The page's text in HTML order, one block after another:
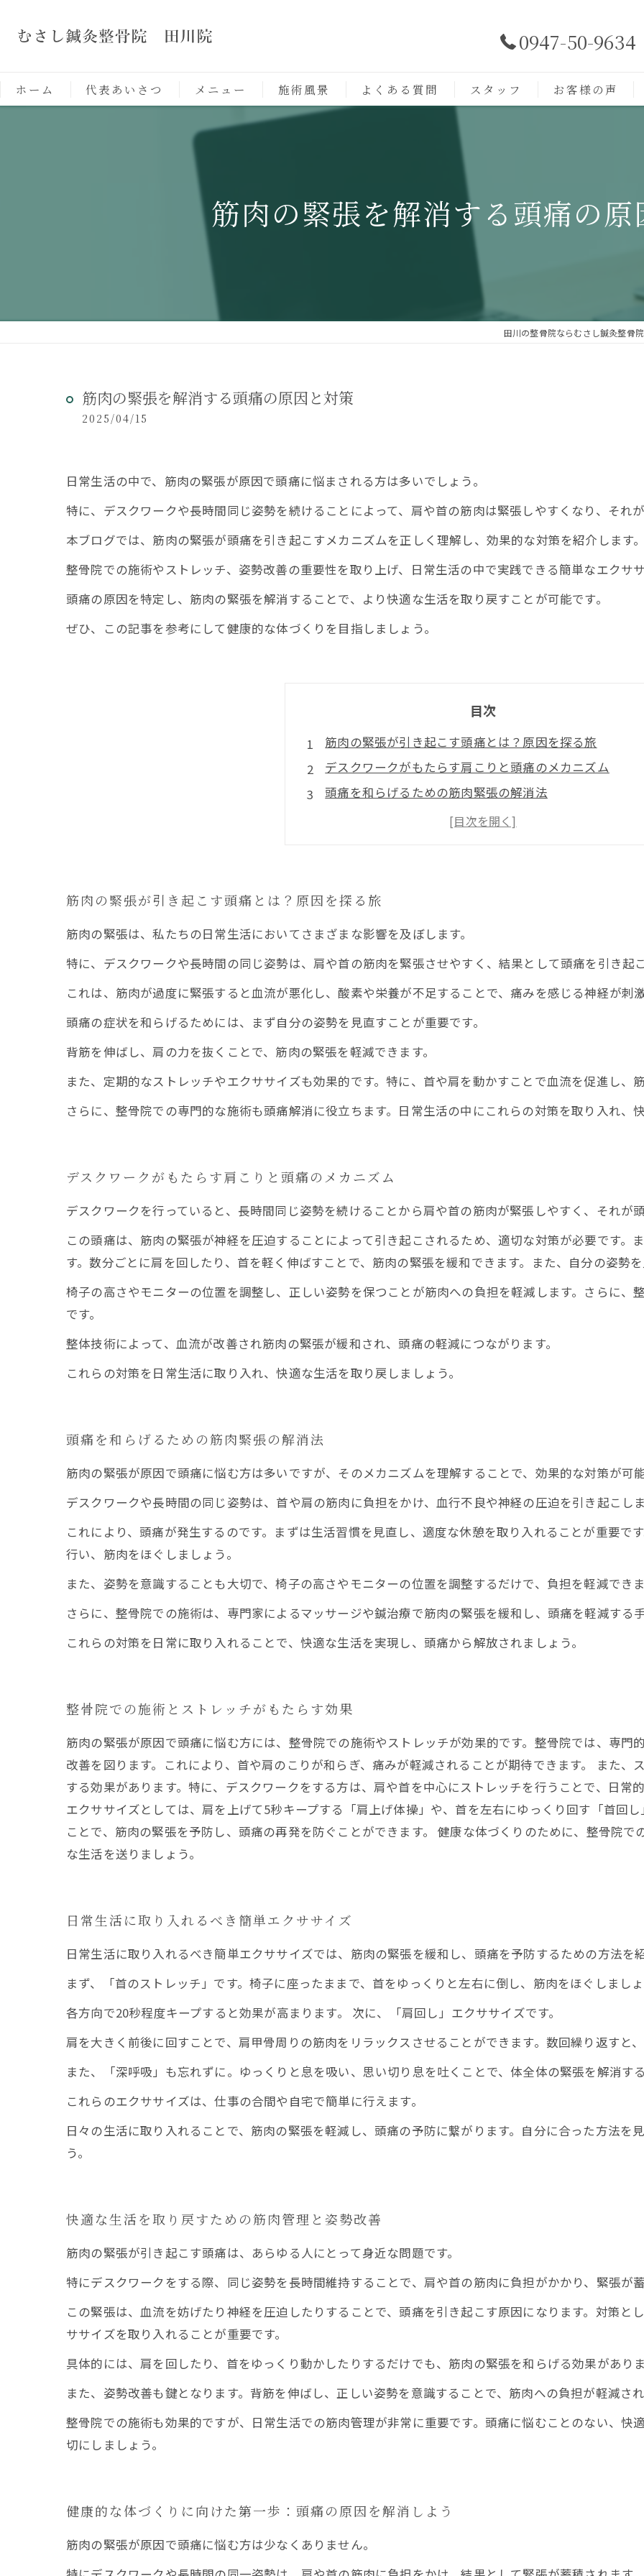
0947-50-9634
ホーム 代表あいさつ メニュー 施術風景 よくある質問 スタッフ お客様の声
筋肉の緊張を解消する頭痛の原
田川の整骨院ならむさし鍼灸整骨
筋肉の緊張を解消する頭痛の原因と対策
2025/04/15
日常生活の中で、筋肉の緊張が原因で頭痛に悩まされる方は多いでしょう。
特に、デスクワークや長時間同じ姿勢を続けることによって、肩や首の筋肉は緊張しやすくなり、それ
本ブログでは、筋肉の緊張が頭痛を引き起こすメカニズムを正しく理解し、効果的な対策を紹介します。
整骨院での施術やストレッチ、姿勢改善の重要性を取り上げ、日常生活の中で実践できる簡単なエクササ
頭痛の原因を特定し、筋肉の緊張を解消することで、より快適な生活を取り戻すことが可能です。
ぜひ、この記事を参考にして健康的な体づくりを目指しましょう。
目次
筋肉の緊張が引き起こす頭痛とは？原因を探る旅
デスクワークがもたらす肩こりと頭痛のメカニズム
頭痛を和らげるための筋肉緊張の解消法
整骨院での施術とストレッチがもたらす効果
健康的な体づくりに向けた第一歩：頭痛の原因を解消しよ
筋肉の緊張が引き起こす頭痛とは？原因を探る旅
筋肉の緊張は、私たちの日常生活においてさまざまな影響を及ぼします。
特に、デスクワークや長時間の同じ姿勢は、肩や首の筋肉を緊張させやすく、結果として頭痛を引き起
これは、筋肉が過度に緊張すると血流が悪化し、酸素や栄養が不足することで、痛みを感じる神経が刺
頭痛の症状を和らげるためには、まず自分の姿勢を見直すことが重要です。
背筋を伸ばし、肩の力を抜くことで、筋肉の緊張を軽減できます。
また、定期的なストレッチやエクササイズも効果的です。特に、首や肩を動かすことで血流を促進し、
さらに、整骨院での専門的な施術も頭痛解消に役立ちます。日常生活の中にこれらの対策を取り入れ、
デスクワークがもたらす肩こりと頭痛のメカニズム
デスクワークを行っていると、長時間同じ姿勢を続けることから肩や首の筋肉が緊張しやすく、それが
この頭痛は、筋肉の緊張が神経を圧迫することによって引き起こされるため、適切な対策が必要です。
す。数分ごとに肩を回したり、首を軽く伸ばすことで、筋肉の緊張を緩和できます。また、自分の姿勢を
椅子の高さやモニターの位置を調整し、正しい姿勢を保つことが筋肉への負担を軽減します。さらに、
です。
整体技術によって、血流が改善され筋肉の緊張が緩和され、頭痛の軽減につながります。
これらの対策を日常生活に取り入れ、快適な生活を取り戻しましょう。
頭痛を和らげるための筋肉緊張の解消法
筋肉の緊張が原因で頭痛に悩む方は多いですが、そのメカニズムを理解することで、効果的な対策が可能
デスクワークや長時間の同じ姿勢は、首や肩の筋肉に負担をかけ、血行不良や神経の圧迫を引き起こしま
これにより、頭痛が発生するのです。まずは生活習慣を見直し、適度な休憩を取り入れることが重要で
行い、筋肉をほぐしましょう。
また、姿勢を意識することも大切で、椅子の高さやモニターの位置を調整するだけで、負担を軽減できま
さらに、整骨院での施術は、専門家によるマッサージや鍼治療で筋肉の緊張を緩和し、頭痛を軽減する手
これらの対策を日常に取り入れることで、快適な生活を実現し、頭痛から解放されましょう。
整骨院での施術とストレッチがもたらす効果
筋肉の緊張が原因で頭痛に悩む方には、整骨院での施術やストレッチが効果的です。整骨院では、専門
改善を図ります。これにより、首や肩のこりが和らぎ、痛みが軽減されることが期待できます。 また、
する効果があります。特に、デスクワークをする方は、肩や首を中心にストレッチを行うことで、日常
エクササイズとしては、肩を上げて5秒キープする「肩上げ体操」や、首を左右にゆっくり回す「首回
ことで、筋肉の緊張を予防し、頭痛の再発を防ぐことができます。 健康な体づくりのために、整骨院
な生活を送りましょう。
日常生活に取り入れるべき簡単エクササイズ
日常生活に取り入れるべき簡単エクササイズでは、筋肉の緊張を緩和し、頭痛を予防するための方法を紹
まず、「首のストレッチ」です。椅子に座ったままで、首をゆっくりと左右に倒し、筋肉をほぐしましょ
各方向で20秒程度キープすると効果が高まります。 次に、「肩回し」エクササイズです。
肩を大きく前後に回すことで、肩甲骨周りの筋肉をリラックスさせることができます。数回繰り返すと、
また、「深呼吸」も忘れずに。ゆっくりと息を吸い、思い切り息を吐くことで、体全体の緊張を解消す
これらのエクササイズは、仕事の合間や自宅で簡単に行えます。
日々の生活に取り入れることで、筋肉の緊張を軽減し、頭痛の予防に繋がります。自分に合った方法を
う。
快適な生活を取り戻すための筋肉管理と姿勢改善
筋肉の緊張が引き起こす頭痛は、あらゆる人にとって身近な問題です。
特にデスクワークをする際、同じ姿勢を長時間維持することで、肩や首の筋肉に負担がかかり、緊張が蓄
この緊張は、血流を妨げたり神経を圧迫したりすることで、頭痛を引き起こす原因になります。対策と
ササイズを取り入れることが重要です。
具体的には、肩を回したり、首をゆっくり動かしたりするだけでも、筋肉の緊張を和らげる効果がありま
また、姿勢改善も鍵となります。背筋を伸ばし、正しい姿勢を意識することで、筋肉への負担が軽減され
整骨院での施術も効果的ですが、日常生活での筋肉管理が非常に重要です。頭痛に悩むことのない、快
切にしましょう。
健康的な体づくりに向けた第一歩：頭痛の原因を解消しよう
筋肉の緊張が原因で頭痛に悩む方は少なくありません。